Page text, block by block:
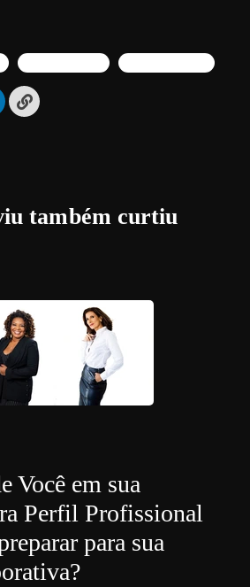
também curtiu
Você em sua
Perfil Profissional
para sua